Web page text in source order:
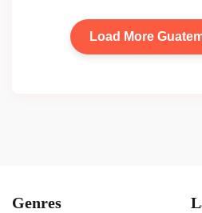
Load More
Genres